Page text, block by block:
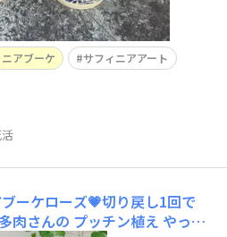
アブーケ
サフィニアアート
ーズ‪💗切り戻し1回で
肉さんの プッチン植え やって